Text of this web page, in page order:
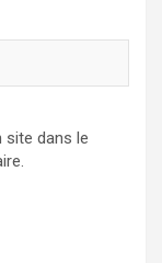
site dans le